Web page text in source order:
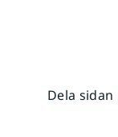
Dela sidan